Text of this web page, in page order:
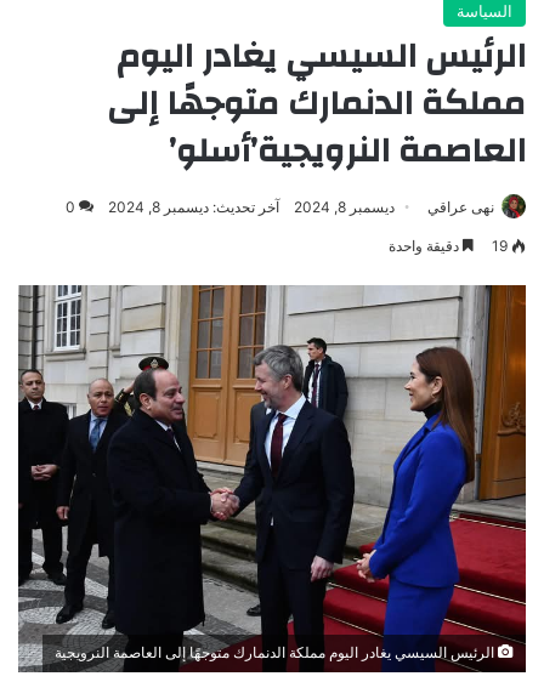
السياسة
الرئيس السيسي يغادر اليوم
مملكة الدنمارك متوجهًا إلى
العاصمة النرويجية’أسلو’
نهى عراقي ديسمبر 8, 2024 آخر تحديث: ديسمبر 8, 2024 0
19 دقيقة واحدة
الرئيس السيسي يغادر اليوم مملكة الدنمارك متوجهًا إلى العاصمة النرويجية